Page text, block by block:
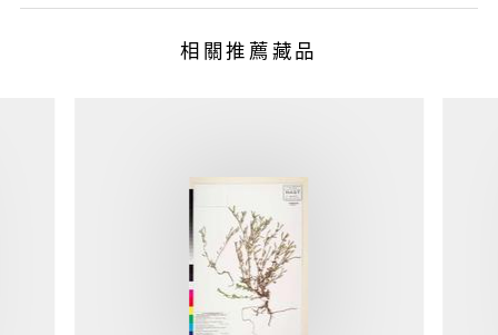
相關推薦藏品